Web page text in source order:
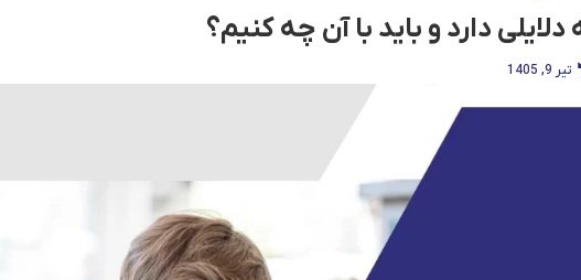
دارد و باید با آن چه کنیم؟
تیر 9, 1405